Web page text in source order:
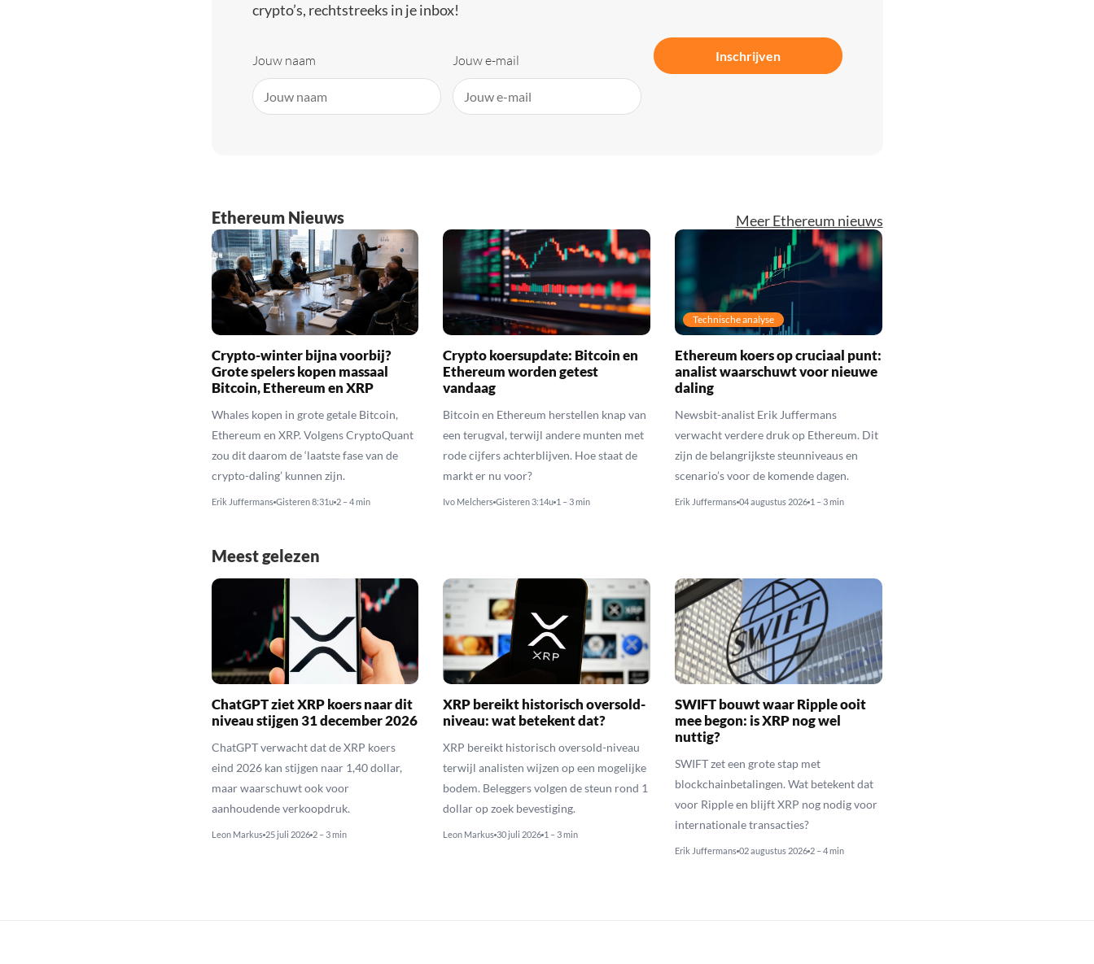
crypto’s, rechtstreeks in je inbox!
Jouw naam Jouw e-mail Inschrijven
Ethereum Nieuws Meer Ethereum nieuws
Crypto-winter bijna voorbij?
Grote spelers kopen massaal
Bitcoin, Ethereum en XRP
Whales kopen in grote getale Bitcoin,
Ethereum en XRP. Volgens CryptoQuant
zou dit daarom de ‘laatste fase van de
crypto-daling’ kunnen zijn.
Erik Juffermans Gisteren 8:31u 2 – 4 min
Crypto koersupdate: Bitcoin en
Ethereum worden getest
vandaag
Bitcoin en Ethereum herstellen knap van
een terugval, terwijl andere munten met
rode cijfers achterblijven. Hoe staat de
markt er nu voor?
Ivo Melchers Gisteren 3:14u 1 – 3 min
Technische analyse
Ethereum koers op cruciaal punt:
analist waarschuwt voor nieuwe
daling
Newsbit-analist Erik Juffermans
verwacht verdere druk op Ethereum. Dit
zijn de belangrijkste steunniveaus en
scenario’s voor de komende dagen.
Erik Juffermans 04 augustus 2026 1 – 3 min
Meest gelezen
ChatGPT ziet XRP koers naar dit
niveau stijgen 31 december 2026
ChatGPT verwacht dat de XRP koers
eind 2026 kan stijgen naar 1,40 dollar,
maar waarschuwt ook voor
aanhoudende verkoopdruk.
Leon Markus 25 juli 2026 2 – 3 min
XRP bereikt historisch oversold-
niveau: wat betekent dat?
XRP bereikt historisch oversold-niveau
terwijl analisten wijzen op een mogelijke
bodem. Beleggers volgen de steun rond 1
dollar op zoek bevestiging.
Leon Markus 30 juli 2026 1 – 3 min
SWIFT bouwt waar Ripple ooit
mee begon: is XRP nog wel
nuttig?
SWIFT zet een grote stap met
blockchainbetalingen. Wat betekent dat
voor Ripple en blijft XRP nog nodig voor
internationale transacties?
Erik Juffermans 02 augustus 2026 2 – 4 min